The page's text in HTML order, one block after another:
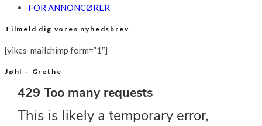
FOR ANNONCØRER
Tilmeld dig vores nyhedsbrev
[yikes-mailchimp form=”1″]
Jøhl – Grethe